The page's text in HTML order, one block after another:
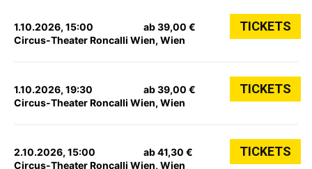
1.10.2026, 15:00
Circus-Theater Roncalli Wien, Wien
ab 39,00 € TICKETS
1.10.2026, 19:30
Circus-Theater Roncalli Wien, Wien
ab 39,00 € TICKETS
2.10.2026, 15:00
Circus-Theater Roncalli Wien, Wien
ab 41,30 € TICKETS